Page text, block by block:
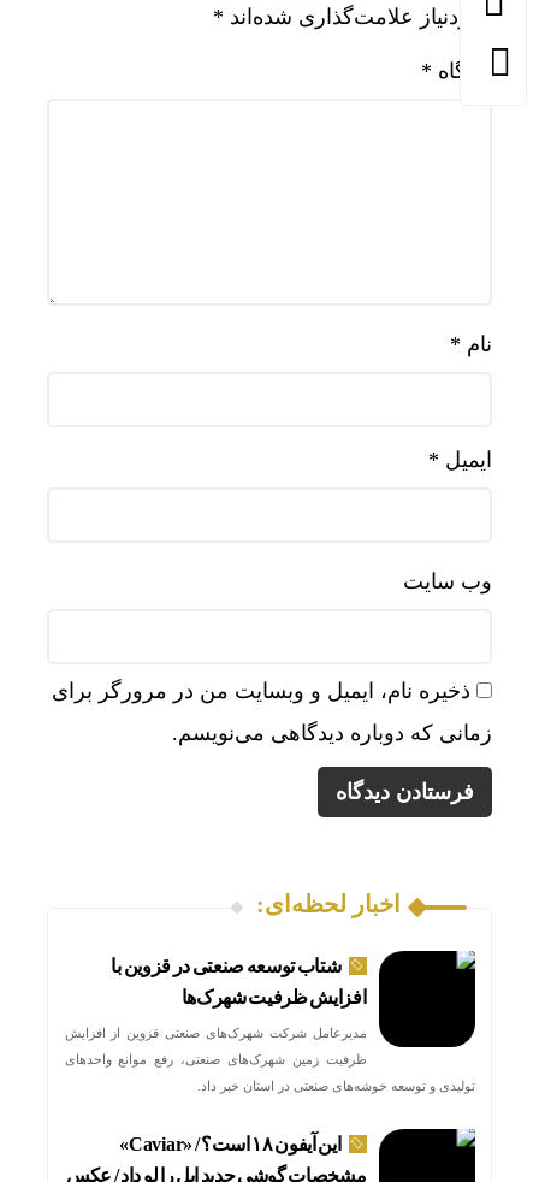
موردنیاز علامت‌گذاری شده‌اند *
دیدگاه *
نام *
ایمیل *
وب‌ سایت
ذخیره نام، ایمیل و وبسایت من در مرورگر برای
زمانی که دوباره دیدگاهی می‌نویسم.
اخبار لحظه‌ای:
شتاب توسعه صنعتی در قزوین با
افزایش ظرفیت شهرک‌ها
مدیرعامل شرکت شهرک‌های صنعتی قزوین از افزایش
ظرفیت زمین شهرک‌های صنعتی، رفع موانع واحدهای
تولیدی و توسعه خوشه‌های صنعتی در استان خبر داد.
این آیفون ۱۸ است؟ / «Caviar»
مشخصات گوشی جدید اپل را لو داد / عکس